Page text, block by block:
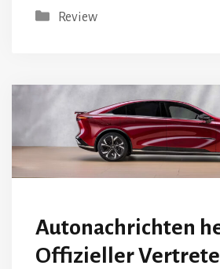
Kategorien
Review
Autonachrichten
Offizieller